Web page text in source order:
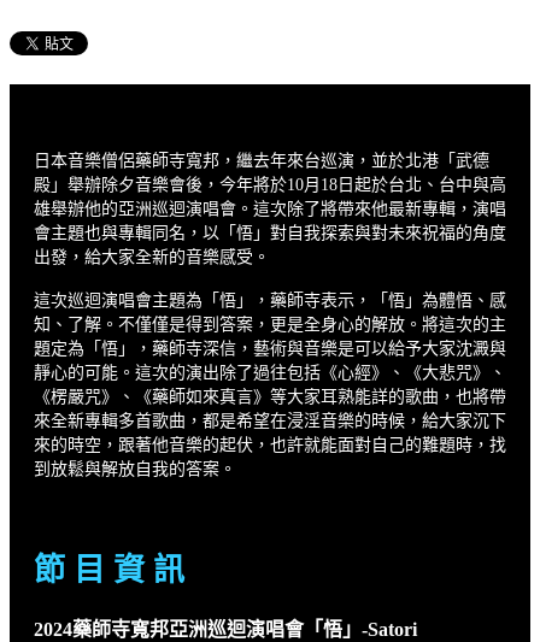
日本音樂僧侶藥師寺寬邦，繼去年來台巡演，並於北港「武德
殿」舉辦除夕音樂會後，今年將於10月18日起於台北、台中與高
雄舉辦他的亞洲巡迴演唱會。這次除了將帶來他最新專輯，演唱
會主題也與專輯同名，以「悟」對自我探索與對未來祝福的角度
出發，給大家全新的音樂感受。
這次巡迴演唱會主題為「悟」，藥師寺表示，「悟」為體悟、感
知、了解。不僅僅是得到答案，更是全身心的解放。將這次的主
題定為「悟」，藥師寺深信，藝術與音樂是可以給予大家沈澱與
靜心的可能。這次的演出除了過往包括《心經》、《大悲咒》、
《楞嚴咒》、《藥師如來真言》等大家耳熟能詳的歌曲，也將帶
來全新專輯多首歌曲，都是希望在浸淫音樂的時候，給大家沉下
來的時空，跟著他音樂的起伏，也許就能面對自己的難題時，找
到放鬆與解放自我的答案。
節 目 資 訊
2024藥師寺寬邦亞洲巡迴演唱會「悟」-Satori